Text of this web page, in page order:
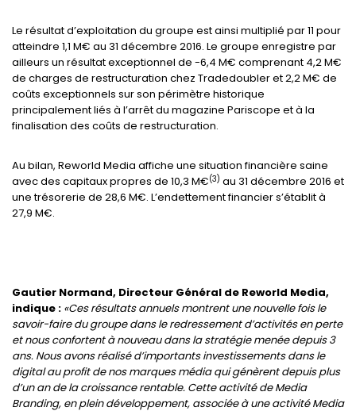
Le résultat d’exploitation du groupe est ainsi multiplié par 11 pour
atteindre 1,1 M€ au 31 décembre 2016. Le groupe enregistre par
ailleurs un résultat exceptionnel de -6,4 M€ comprenant 4,2 M€
de charges de restructuration chez Tradedoubler et 2,2 M€ de
coûts exceptionnels sur son périmètre historique
principalement liés à l’arrêt du magazine Pariscope et à la
finalisation des coûts de restructuration.
Au bilan, Reworld Media affiche une situation financière saine
avec des capitaux propres de 10,3 M€(3) au 31 décembre 2016 et
une trésorerie de 28,6 M€. L’endettement financier s’établit à
27,9 M€.
Gautier Normand, Directeur Général de Reworld Media,
indique : «Ces résultats annuels montrent une nouvelle fois le
savoir-faire du groupe dans le redressement d’activités en perte
et nous confortent à nouveau dans la stratégie menée depuis 3
ans. Nous avons réalisé d’importants investissements dans le
digital au profit de nos marques média qui génèrent depuis plus
d’un an de la croissance rentable. Cette activité de Media
Branding, en plein développement, associée à une activité Media